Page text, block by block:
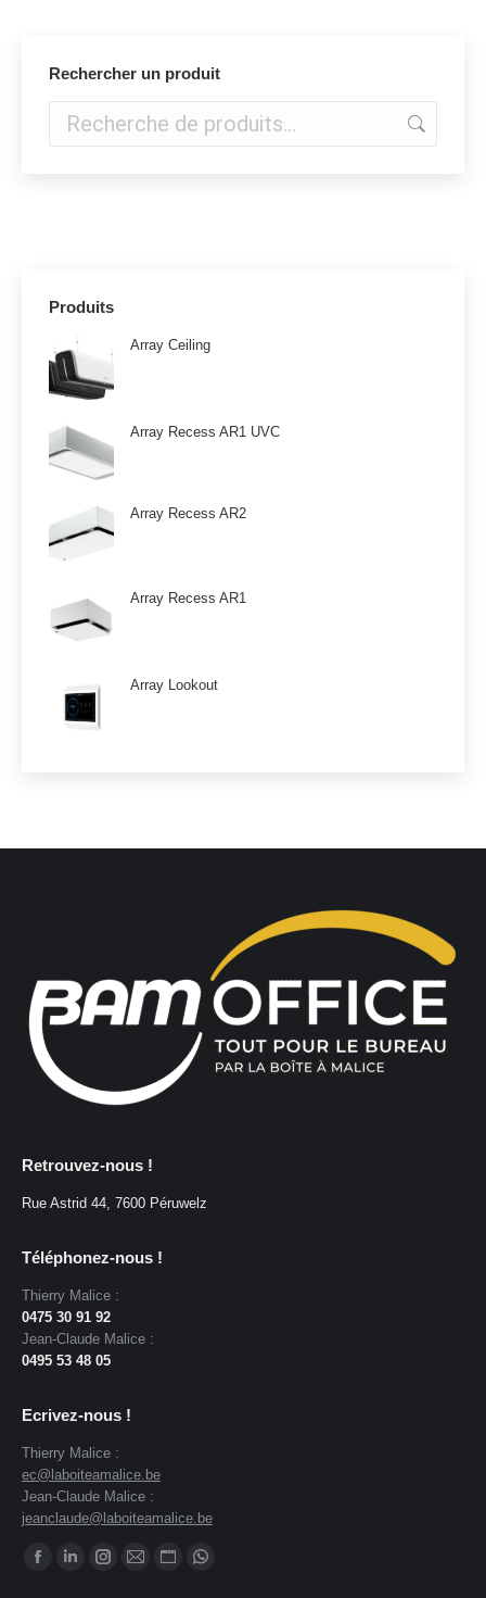
Rechercher un produit
Produits
Array Ceiling
Array Recess AR1 UVC
Array Recess AR2
Array Recess AR1
Array Lookout
Retrouvez-nous !
Rue Astrid 44, 7600 Péruwelz
Téléphonez-nous !
Thierry Malice :
0475 30 91 92
Jean-Claude Malice :
0495 53 48 05
Ecrivez-nous !
Thierry Malice :
ec@laboiteamalice.be
Jean-Claude Malice :
jeanclaude@laboiteamalice.be
Trouvez nous sur :
Facebook
LinkedInInstagram
E-
Site
WhatsApp